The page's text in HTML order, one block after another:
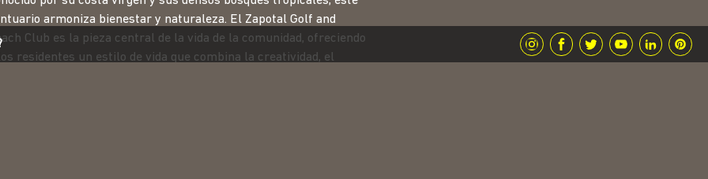
armoniza bienestar y naturaleza. El Zapotal Golf and
Club es la pieza central de la vida de la comunidad, ofreciendo
residentes un estilo de vida que combina la creatividad, el
2017
Esperanza
premio a «La Mejor Casa del Mundo»